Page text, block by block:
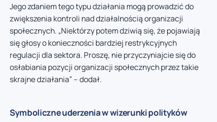
Jego zdaniem tego typu działania mogą prowadzić do
zwiększenia kontroli nad działalnością organizacji
społecznych. „Niektórzy potem dziwią się, że pojawiają
się głosy o konieczności bardziej restrykcyjnych
regulacji dla sektora. Proszę, nie przyczyniajcie się do
osłabiania pozycji organizacji społecznych przez takie
skrajne działania” – dodał.
Symboliczne uderzenia w wizerunki polityków